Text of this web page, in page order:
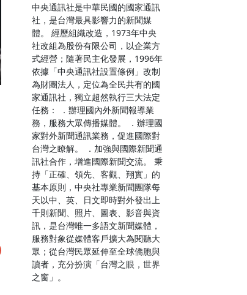
中央通訊社是中華民國的國家通訊
社，是台灣最具影響力的新聞媒
體。 經歷組織改造，1973年中央
社改組為股份有限公司，以企業方
式經營；隨著民主化發展，1996年
依據「中央通訊社設置條例」改制
為財團法人，定位為全民共有的國
家通訊社，獨立超然執行三大法定
任務： ．辦理國內外新聞報導業
務，服務大眾傳播媒體。 ．辦理國
家對外新聞通訊業務，促進國際對
台灣之瞭解。 ．加強與國際新聞通
訊社合作，增進國際新聞交流。 秉
持「正確、領先、客觀、翔實」的
基本原則，中央社專業新聞團隊每
天以中、英、日文即時對外發出上
千則新聞、照片、圖表、影音與資
訊，是台灣唯一多語文新聞媒體，
服務對象從媒體客戶擴大為閱聽大
眾；從台灣民眾延伸至全球僑胞與
讀者，充分扮演「台灣之眼，世界
之窗」。